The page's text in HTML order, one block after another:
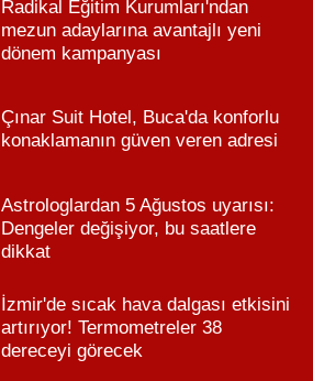
Radikal Eğitim Kurumları'ndan
mezun adaylarına avantajlı yeni
dönem kampanyası
Çınar Suit Hotel, Buca'da konforlu
konaklamanın güven veren adresi
Astrologlardan 5 Ağustos uyarısı:
Dengeler değişiyor, bu saatlere
dikkat
İzmir'de sıcak hava dalgası etkisini
artırıyor! Termometreler 38
dereceyi görecek